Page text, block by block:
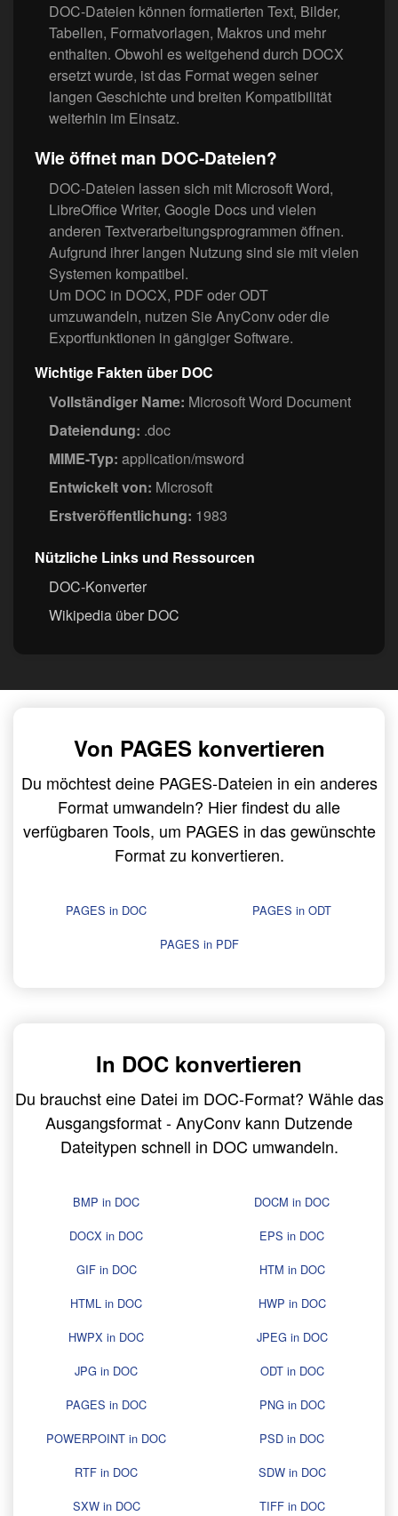
DOC-Dateien können formatierten Text, Bilder,
Tabellen, Formatvorlagen, Makros und mehr
enthalten. Obwohl es weitgehend durch DOCX
ersetzt wurde, ist das Format wegen seiner
langen Geschichte und breiten Kompatibilität
weiterhin im Einsatz.
Wie öffnet man DOC-Dateien?
DOC-Dateien lassen sich mit Microsoft Word,
LibreOffice Writer, Google Docs und vielen
anderen Textverarbeitungsprogrammen öffnen.
Aufgrund ihrer langen Nutzung sind sie mit vielen
Systemen kompatibel.
Um DOC in DOCX, PDF oder ODT
umzuwandeln, nutzen Sie AnyConv oder die
Exportfunktionen in gängiger Software.
Wichtige Fakten über DOC
Vollständiger Name: Microsoft Word Document
Dateiendung: .doc
MIME-Typ: application/msword
Entwickelt von: Microsoft
Erstveröffentlichung: 1983
Nützliche Links und Ressourcen
DOC-Konverter
Wikipedia über DOC
Von PAGES konvertieren
Du möchtest deine PAGES-Dateien in ein anderes
Format umwandeln? Hier findest du alle
verfügbaren Tools, um PAGES in das gewünschte
Format zu konvertieren.
PAGES in DOC
PAGES in ODT
PAGES in PDF
In DOC konvertieren
Du brauchst eine Datei im DOC-Format? Wähle das
Ausgangsformat - AnyConv kann Dutzende
Dateitypen schnell in DOC umwandeln.
BMP in DOC
DOCM in DOC
DOCX in DOC
EPS in DOC
GIF in DOC
HTM in DOC
HTML in DOC
HWP in DOC
HWPX in DOC
JPEG in DOC
JPG in DOC
ODT in DOC
PAGES in DOC
PNG in DOC
POWERPOINT in DOC
PSD in DOC
RTF in DOC
SDW in DOC
SXW in DOC
TIFF in DOC